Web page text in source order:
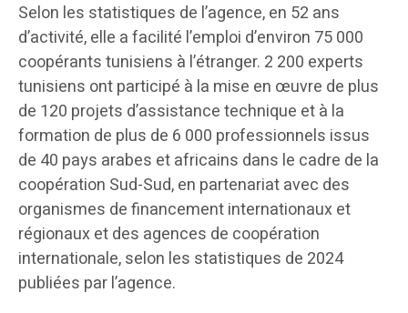
Selon les statistiques de l’agence, en 52 ans
d’activité, elle a facilité l’emploi d’environ 75 000
coopérants tunisiens à l’étranger. 2 200 experts
tunisiens ont participé à la mise en œuvre de plus
de 120 projets d’assistance technique et à la
formation de plus de 6 000 professionnels issus
de 40 pays arabes et africains dans le cadre de la
coopération Sud-Sud, en partenariat avec des
organismes de financement internationaux et
régionaux et des agences de coopération
internationale, selon les statistiques de 2024
publiées par l’agence.